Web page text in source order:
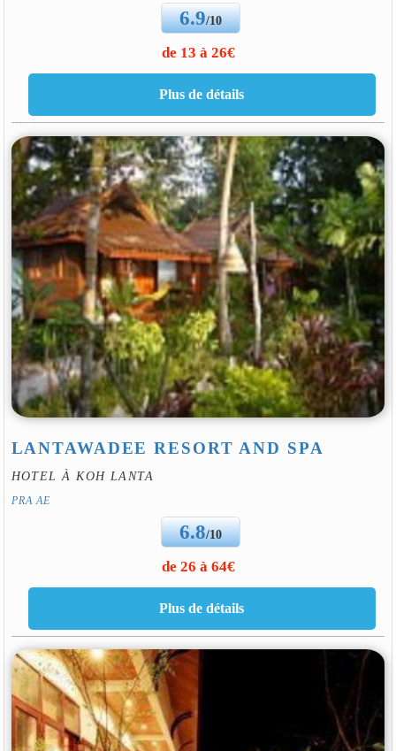
6.9/10
de 13 à 26€
LANTAWADEE RESORT AND SPA
HOTEL À KOH LANTA
PRA AE
6.8/10
de 26 à 64€